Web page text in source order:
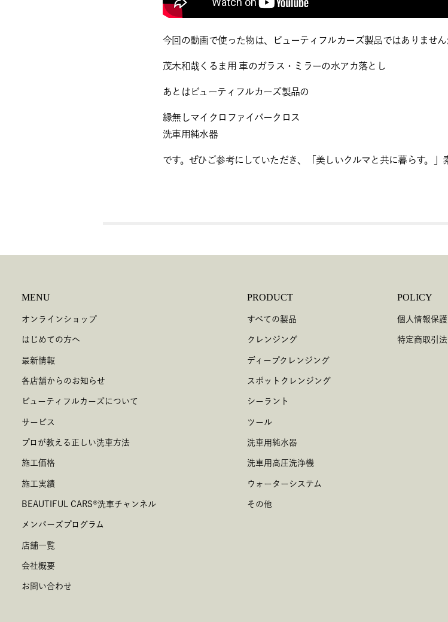
今回の動画で使った物は、ビューティフルカーズ製品ではありません
茂木和哉くるま用 車のガラス・ミラーの水アカ落とし
あとはビューティフルカーズ製品の
縁無しマイクロファイバークロス
洗車用純水器
です。ぜひご参考にしていただき、「美しいクルマと共に暮らす。」
MENU
オンラインショップ
はじめての方へ
最新情報
各店舗からのお知らせ
ビューティフルカーズについて
サービス
プロが教える正しい洗車方法
施工価格
施工実績
BEAUTIFUL CARS®洗車チャンネル
メンバーズプログラム
店舗一覧
会社概要
お問い合わせ
PRODUCT
すべての製品
クレンジング
ディープクレンジング
スポットクレンジング
シーラント
ツール
洗車用純水器
洗車用高圧洗浄機
ウォーターシステム
その他
POLICY
個人情報保
特定商取引